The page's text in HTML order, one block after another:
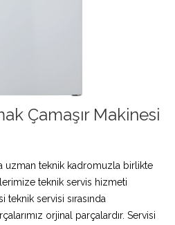
Çamaşır Makinesi
uzman teknik kadromuzla birlikte
teknik servis hizmeti
teknik servisi sırasında
orjinal parçalardır. Servisi